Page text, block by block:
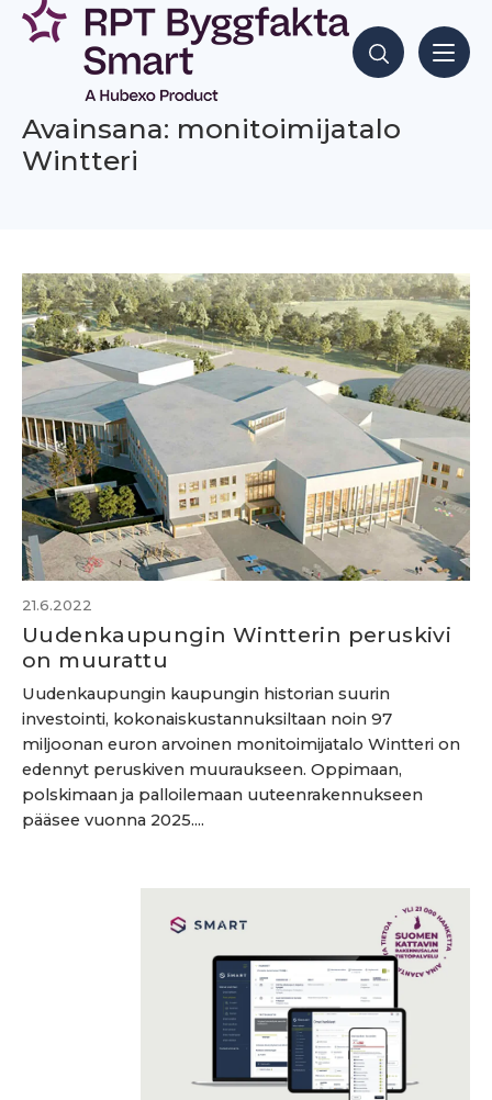
Siirry
sisältöön
Hae sisältöjä
Avainsana: monitoimijatalo
Wintteri
21.6.2022
Uudenkaupungin Wintterin peruskivi
on muurattu
Uudenkaupungin kaupungin historian suurin
investointi, kokonaiskustannuksiltaan noin 97
miljoonan euron arvoinen monitoimijatalo Wintteri on
edennyt peruskiven muuraukseen. Oppimaan,
polskimaan ja palloilemaan uuteenrakennukseen
pääsee vuonna 2025....